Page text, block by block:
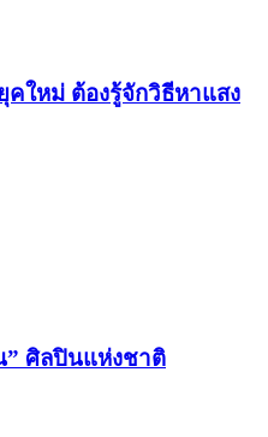
ใหม่ ต้องรู้จักวิธีหาแสง
” ศิลปินแห่งชาติ